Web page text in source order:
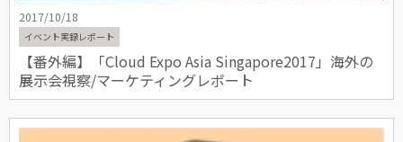
2017/10/18
イベント実録レポート
【番外編】「Cloud Expo Asia Singapore2017」海外の
展示会視察/マーケティングレポート